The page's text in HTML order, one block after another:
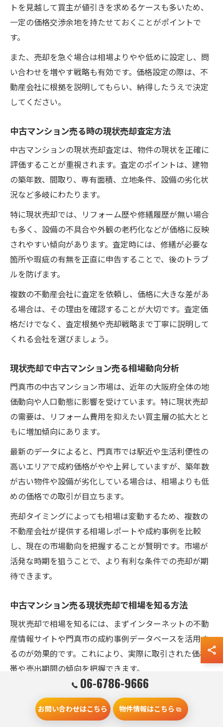
トを見越して買主が値引きを求めるケースも多いため、
一定の価格交渉余地を持たせておくことがポイントで
す。
また、売却を急ぐ場合は相場よりやや低めに設定し、問
い合わせを増やす戦略も有効です。価格設定の際は、不
動産会社に根拠を説明してもらい、納得したうえで決定
してください。
中古マンション売る時の現状売却査定方法
中古マンションの現状売却査定は、物件の現状を正確に
評価することが重視されます。査定のポイントは、建物
の築年数、間取り、専有面積、立地条件、設備の劣化状
況など多岐にわたります。
特に現状売却では、リフォーム歴や修繕履歴が無い場合
も多く、設備の不具合や外観の老朽化などが価格に反映
されやすい傾向があります。査定時には、修繕が必要な
箇所や瑕疵の有無を正直に申告することで、後のトラブ
ルを防げます。
複数の不動産会社に査定を依頼し、価格に大きな差があ
る場合は、その理由を確認することが大切です。査定価
格だけでなく、査定根拠や売却戦略まで丁寧に説明して
くれる会社を選びましょう。
現状売却で中古マンション売る相場動向分析
門真市の中古マンション市場は、近年の大阪府全体の地
価動向や人口動態に影響を受けています。特に現状売却
の需要は、リフォーム費用を抑えたい買主層の拡大とと
もに増加傾向にあります。
最新のデータによると、門真市では駅近や生活利便性の
高いエリアで成約価格がやや上昇していますが、築年数
が古い物件や設備が劣化している場合は、相場よりも低
めの価格での取引が目立ちます。
売却タイミングによっても相場は変動するため、複数の
不動産会社が提供する相場レポートや成約事例を比較
し、現在の市場動向を把握することが賢明です。市場が
活発な時期を狙うことで、より有利な条件での売却が期
待できます。
中古マンション売る現状売却で相場を知る方法
現状売却で相場を知るには、まずインターネットの不動
産情報サイトや門真市の成約事例データベースを活用す
るのが効果的です。これにより、実際に取引された価格
帯や売出期間の傾向を把握できます。
さらに、不動産会社による無料査定や現地調査を組み合
わせることで、物件固有の条件を反映した相場感が得ら
れます。周辺エリアの相場と比較し、自分のマンション
06-6786-9666
お問い合わせはこちら 物件情報はこちら